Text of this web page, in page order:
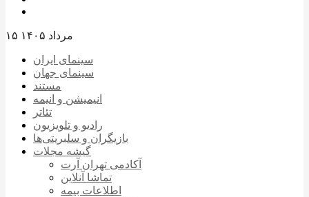
۱۵ مرداد ۱۴۰۵
سینمای ایران
سینمای جهان
مستند
انیمیشن و انیمه
تئاتر
رادیو و تلویزیون
بازیگران و سلبریتی‌ها
گیشه مجلات
آکادمی تهران آرت
تماشا آنلاین
اطلاعات بیمه